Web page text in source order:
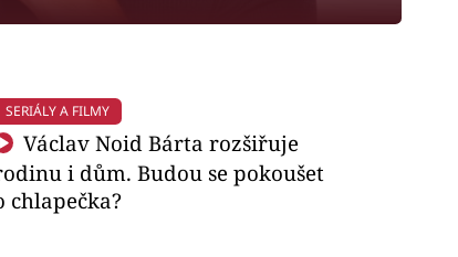
SERIÁLY A FILMY
Václav Noid Bárta rozšiřuje
i dům. Budou se pokoušet
chlapečka?